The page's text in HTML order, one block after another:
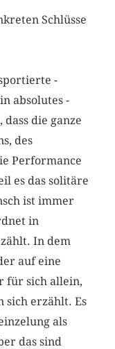
Schlüsse
absolutes
die ganze
des
Performance
es das solitäre
ist immer
in
In dem
auf eine
für sich allein,
sich erzählt. Es
als
das sind